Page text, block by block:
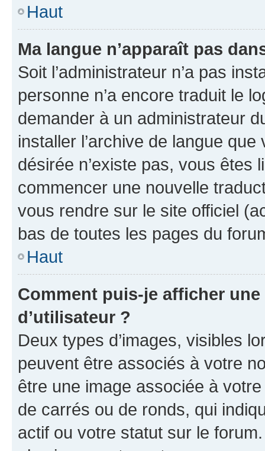
Haut
Ma langue n’apparaît pas
Soit l’administrateur n’a pas
personne n’a encore traduit le
demander à un administrateur
installer l’archive de langue
désirée n’existe pas, vous êtes
commencer une nouvelle
vous rendre sur le site officiel
bas de toutes les pages du
Haut
Comment puis-je afficher
d’utilisateur ?
Deux types d’images, visibles
peuvent être associés à votre
être une image associée à
de carrés ou de ronds, qui
actif ou votre statut sur le